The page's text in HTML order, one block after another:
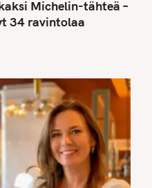
Michelin-tähteä –
34 ravintolaa